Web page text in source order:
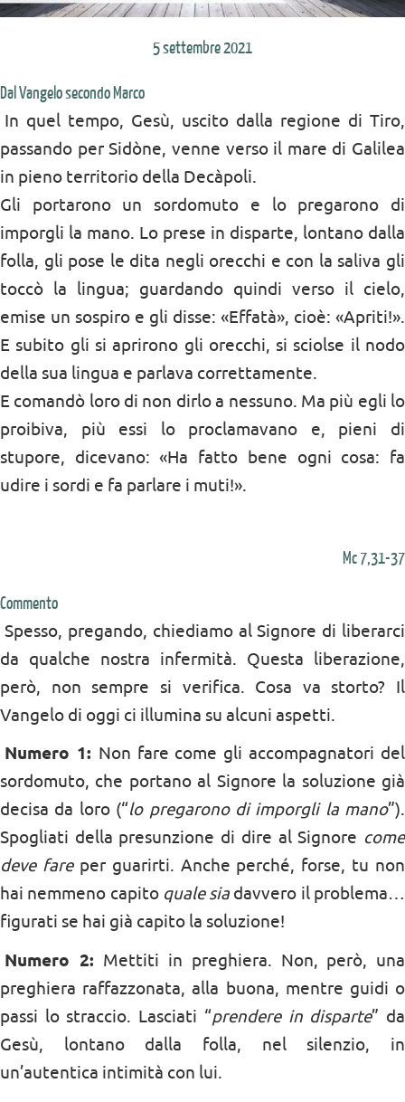
5 settembre 2021
Dal Vangelo secondo Marco
In quel tempo, Gesù, uscito dalla regione di Tiro,
passando per Sidòne, venne verso il mare di Galilea
in pieno territorio della Decàpoli.
Gli portarono un sordomuto e lo pregarono di
imporgli la mano. Lo prese in disparte, lontano dalla
folla, gli pose le dita negli orecchi e con la saliva gli
toccò la lingua; guardando quindi verso il cielo,
emise un sospiro e gli disse: «Effatà», cioè: «Apriti!».
E subito gli si aprirono gli orecchi, si sciolse il nodo
della sua lingua e parlava correttamente.
E comandò loro di non dirlo a nessuno. Ma più egli lo
proibiva, più essi lo proclamavano e, pieni di
stupore, dicevano: «Ha fatto bene ogni cosa: fa
udire i sordi e fa parlare i muti!».
Mc 7,31-37
Commento
Spesso, pregando, chiediamo al Signore di liberarci
da qualche nostra infermità. Questa liberazione,
però, non sempre si verifica. Cosa va storto? Il
Vangelo di oggi ci illumina su alcuni aspetti.
Numero 1: Non fare come gli accompagnatori del
sordomuto, che portano al Signore la soluzione già
decisa da loro (“lo pregarono di imporgli la mano”).
Spogliati della presunzione di dire al Signore come
deve fareper guarirti. Anche perché, forse, tu non
hai nemmeno capito quale sia davvero il problema…
figurati se hai già capito la soluzione!
Numero 2: Mettiti in preghiera. Non, però, una
preghiera raffazzonata, alla buona, mentre guidi o
passi lo straccio. Lasciati “prendere in disparte” da
Gesù, lontano dalla folla, nel silenzio, in
un’autentica intimità con lui.